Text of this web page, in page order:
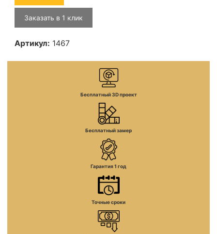
Заказать в 1 клик
Артикул: 1467
Бесплатный 3D проект
Бесплатный замер
Гарантия 1 год
Точные сроки